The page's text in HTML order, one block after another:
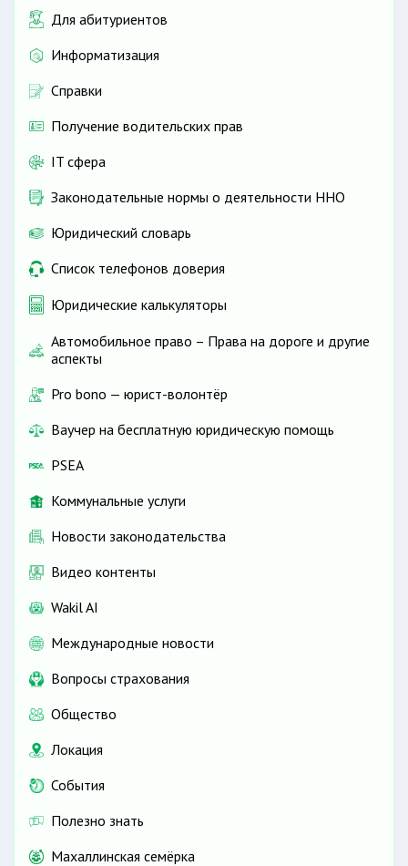
Для абитуриентов
Информатизация
Справки
Получение водительских прав
IT сфера
Законодательные нормы о деятельности ННО
Юридический словарь
Список телефонов доверия
Юридические калькуляторы
Автомобильное право – Права на дороге и другие
аспекты
Pro bono — юрист-волонтёр
Ваучер на бесплатную юридическую помощь
PSEA
Коммунальные услуги
Новости законодательства
Видео контенты
Wakil AI
Международные новости
Вопросы страхования
Общество
Локация
События
Полезно знать
Махаллинская семёрка